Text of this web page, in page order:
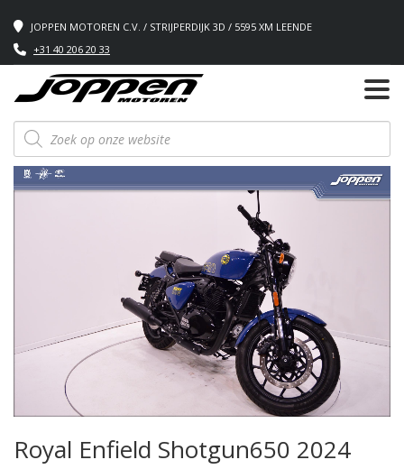
JOPPEN MOTOREN C.V. / STRIJPERDIJK 3D / 5595 XM LEENDE
+31 40 206 20 33
Producten
zoeken
Royal Enfield Shotgun650 2024